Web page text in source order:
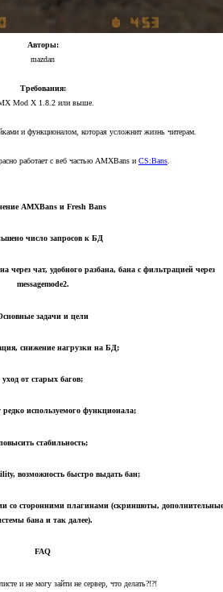
Авторы:
mazdan
Требования:
Mod X 1.8.2 или выше.
и функционалом, которая усложнит жизнь читерам.
работает с веб частью AMXBans и CS:Bans
AMXBans и Fresh Bans
число запросов к БД
чат, удобного разбана, бана с фильтрацией через
messagemode2.
задачи и цели
снижение нагрузки на БД;
уход от старых багов;
редко используемого функционала;
стабильность;
возможность быстро выдать бан;
со сторонними плагинами (скриншоты, дополнительные
бана и так далее).
FAQ
и не могу зайти не сервер, что делать?!?!